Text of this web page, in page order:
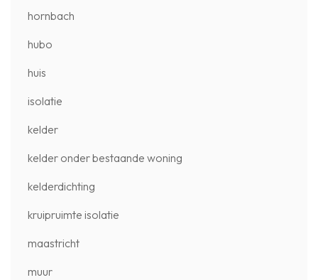
hornbach
hubo
huis
isolatie
kelder
kelder onder bestaande woning
kelderdichting
kruipruimte isolatie
maastricht
muur